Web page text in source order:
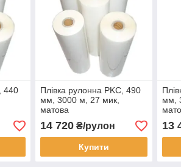
440
Плівка рулонна PKC, 490
мм, 3000 м, 27 мик,
матова
14 720₴/рулон
Купити
мм,
13